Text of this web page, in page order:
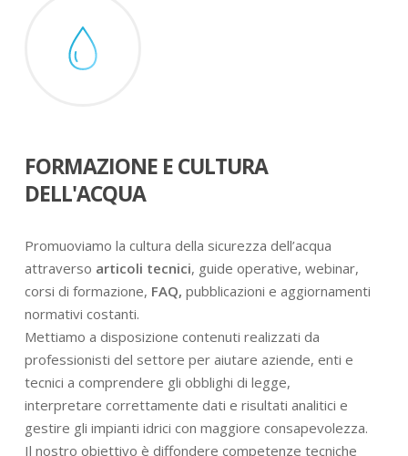
FORMAZIONE E CULTURA
DELL'ACQUA
Promuoviamo la cultura della sicurezza dell’acqua
attraverso articoli tecnici, guide operative, webinar,
corsi di formazione, FAQ, pubblicazioni e aggiornamenti
normativi costanti.
Mettiamo a disposizione contenuti realizzati da
professionisti del settore per aiutare aziende, enti e
tecnici a comprendere gli obblighi di legge,
interpretare correttamente dati e risultati analitici e
gestire gli impianti idrici con maggiore consapevolezza.
Il nostro obiettivo è diffondere competenze tecniche